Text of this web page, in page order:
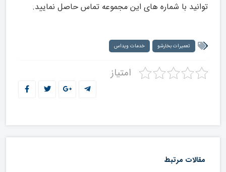
توانید با شماره های این مجموعه تماس حاصل نمایید.
تعمیرات بخارشو خدمات ویداس
امتیاز
مقالات مرتبط